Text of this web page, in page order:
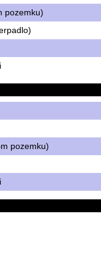
pozemku)
pozemku)